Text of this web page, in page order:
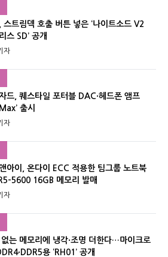
스트림덱 호출 버튼 넣은 ‘나이트소드 V2
스 SD’ 공개
자
드, 퀘스타일 포터블 DAC·헤드폰 앰프
출시
자
아이, 온다이 ECC 적용한 팀그룹 노트북
5600 16GB 메모리 발매
자
없는 메모리에 냉각·조명 더한다…마이크로
용 ‘RH01’ 공개